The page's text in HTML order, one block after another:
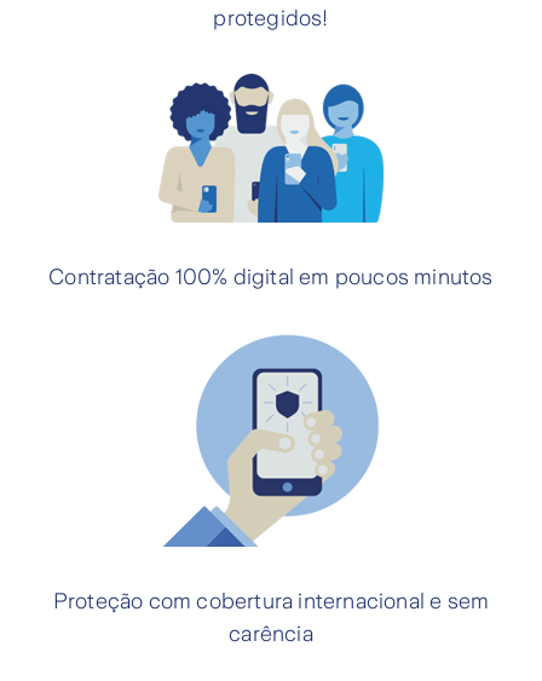
protegidos!
Contratação 100% digital em poucos minutos
Proteção com cobertura internacional e sem
carência